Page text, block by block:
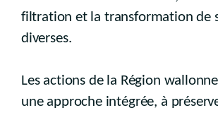
filtration et la transformation de
diverses.
Les actions de la Région
une approche intégrée, à